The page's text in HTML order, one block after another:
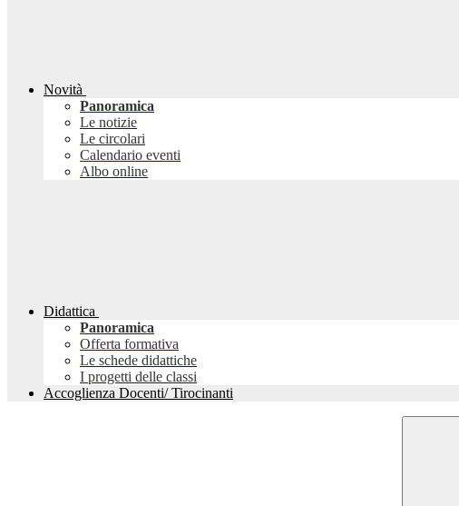
Novità
Panoramica
Le notizie
Le circolari
Calendario eventi
Albo online
Didattica
Panoramica
Offerta formativa
Le schede didattiche
I progetti delle classi
Accoglienza Docenti/ Tirocinanti